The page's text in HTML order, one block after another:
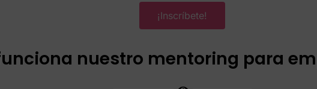
¡Inscríbete!
nuestro mentoring para